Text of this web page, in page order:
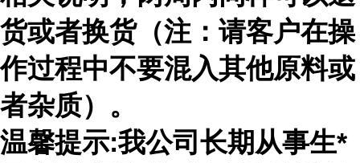
货或者换货（注：请客户在操
作过程中不要混入其他原料或
者杂质）。
温馨提示:我公司长期从事生*